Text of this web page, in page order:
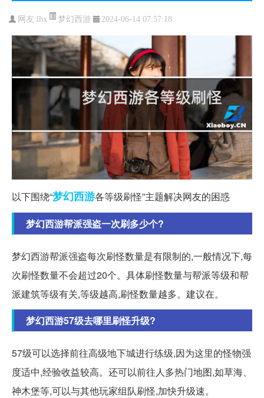
网友:lhx 梦幻西游 2024-06-14 07:57:18
以下围绕“梦幻西游各等级刷怪”主题解决网友的困惑
梦幻西游帮派强盗一次刷多少个?
梦幻西游帮派强盗每次刷怪数量是有限制的,一般情况下,每
次刷怪数量不会超过20个。具体刷怪数量与帮派等级和帮
派建筑等级有关,等级越高,刷怪数量越多。建议在。
梦幻西游57级去哪里刷怪升级?
57级可以选择前往高级地下城进行练级,因为这里的怪物强
度适中,经验收益较高。还可以前往人多热门地图,如草海、
神木堡等,可以与其他玩家组队刷怪,加快升级速。